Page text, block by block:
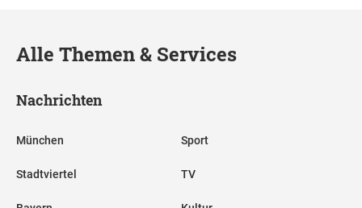
Alle Themen & Services
Nachrichten
München
Stadtviertel
Sport
TV